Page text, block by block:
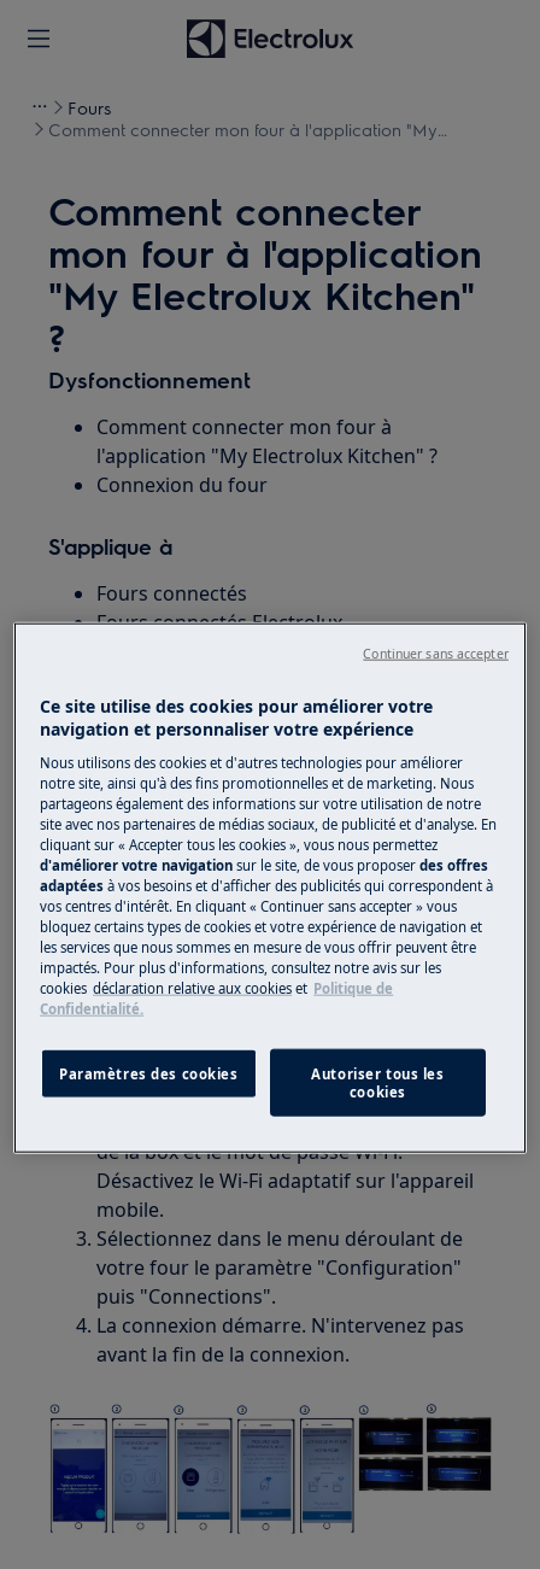
Fours
Comment connecter mon four à l'application "My
Comment connecter
mon four à l'application
"My Electrolux Kitchen"
?
Dysfonctionnement
Comment connecter mon four à
l'application "My Electrolux Kitchen" ?
Connexion du four
S'applique à
Fours connectés
Fours connectés Electrolux
Lorsque le compte est créé et activé sur votre
appareil mobile, vous allez pouvoir maintenant
connecter votre four à l'application.
Ouvrez l'application et ajoutez votre
appareil en cliquant sur le bouton de
commande
sur la photo correspondante.
Avant de continuer, assurez-vous d'avoir à
portée de main les identifiants du routeur,
de la box et le mot de passe Wi-Fi.
Désactivez le Wi-Fi adaptatif sur l'appareil
mobile.
Sélectionnez dans le menu déroulant de
votre four le paramètre "Configuration"
puis "Connections".
La connexion démarre. N'intervenez pas
avant la fin de la connexion.
Ce site utilise des cookies pour améliorer votre
navigation et personnaliser votre expérience
Nous utilisons des cookies et d'autres technologies pour améliorer
notre site, ainsi qu'à des fins promotionnelles et de marketing. Nous
partageons également des informations sur votre utilisation de notre
site avec nos partenaires de médias sociaux, de publicité et d'analyse. En
cliquant sur « Accepter tous les cookies », vous nous permettez
d'améliorer votre navigation sur le site, de vous proposerdes offres
adaptées à vos besoins et d'afficher des publicités qui correspondent à
vos centres d'intérêt. En cliquant « Continuer sans accepter » vous
bloquez certains types de cookies et votre expérience de navigation et
les services que nous sommes en mesure de vous offrir peuvent être
impactés. Pour plus d'informations, consultez notre avis sur les
cookies déclaration relative aux cookies et Politique de
Confidentialité.
Paramètres des cookies
Autoriser tous les
cookies
Continuer sans accepter